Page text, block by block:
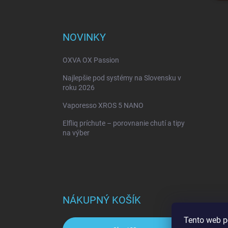
Tento web
NOVINKY
OXVA OX Passion
Najlepšie pod systémy na Slovensku v
roku 2026
Vaporesso XROS 5 NANO
Elfliq príchute – porovnanie chutí a tipy
na výber
NÁKUPNÝ KOŠÍK